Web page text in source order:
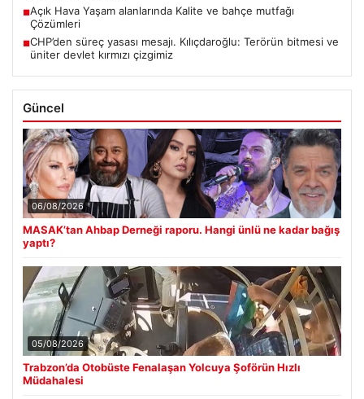
■Açık Hava Yaşam alanlarında Kalite ve bahçe mutfağı
Çözümleri
■CHP’den süreç yasası mesajı. Kılıçdaroğlu: Terörün bitmesi ve
üniter devlet kırmızı çizgimiz
Güncel
06/08/2026
MASAK’tan Ahbap Derneği raporu. Hangi ünlü ne kadar bağış
yaptı?
05/08/2026
Trabzon’da Otobüste Fenalaşan Yolcuya Şoförün Hızlı
Müdahalesi